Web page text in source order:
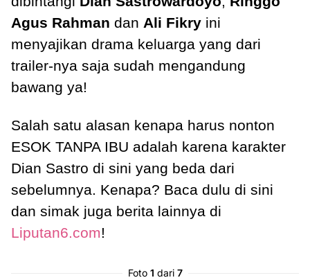
Agus Rahman dan Ali Fikry ini
menyajikan drama keluarga yang dari
trailer-nya saja sudah mengandung
bawang ya!
Salah satu alasan kenapa harus nonton
ESOK TANPA IBU adalah karena karakter
Dian Sastro di sini yang beda dari
sebelumnya. Kenapa? Baca dulu di sini
dan simak juga berita lainnya di
Liputan6.com!
Foto 1 dari 7